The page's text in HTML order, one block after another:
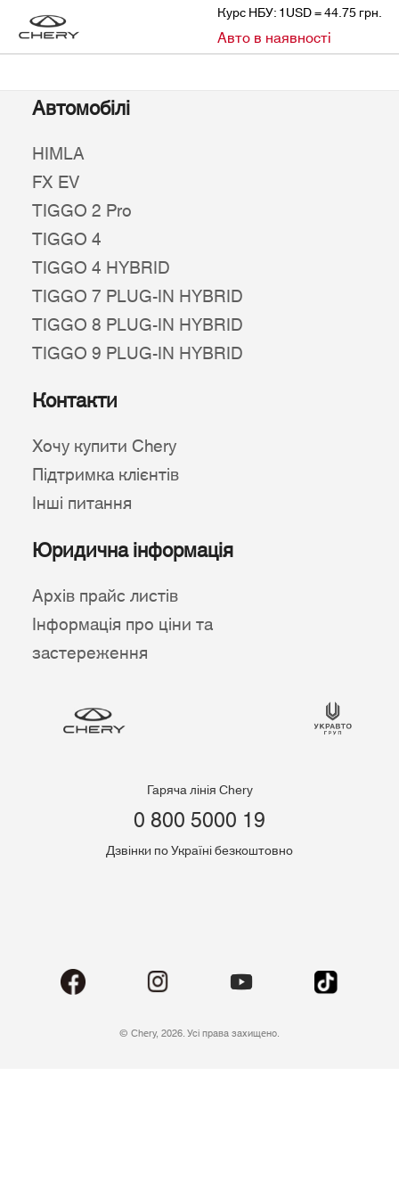
Курс НБУ: 1USD = 44.75 грн.
Авто в наявності
CHERY
Автомобілі
HIMLA
FX EV
TIGGO 2 Pro
TIGGO 4
TIGGO 4 HYBRID
TIGGO 7 PLUG-IN HYBRID
TIGGO 8 PLUG-IN HYBRID
TIGGO 9 PLUG-IN HYBRID
Контакти
Хочу купити Chery
Підтримка клієнтів
Інші питання
Юридична інформація
Архів прайс листів
Інформація про ціни та
застереження
Гаряча лінія Chery
0 800 5000 19
Дзвінки по Україні безкоштовно
© Chery, 2026. Усі права захищено.